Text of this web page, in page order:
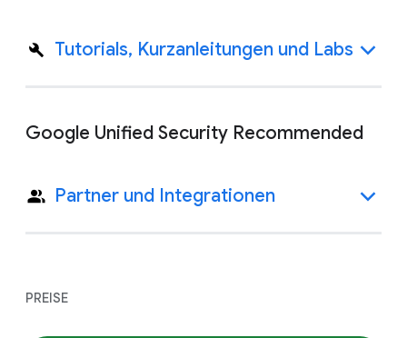
Tutorials, Kurzanleitungen und Labs
Google Unified Security Recommended
Partner und Integrationen
PREISE